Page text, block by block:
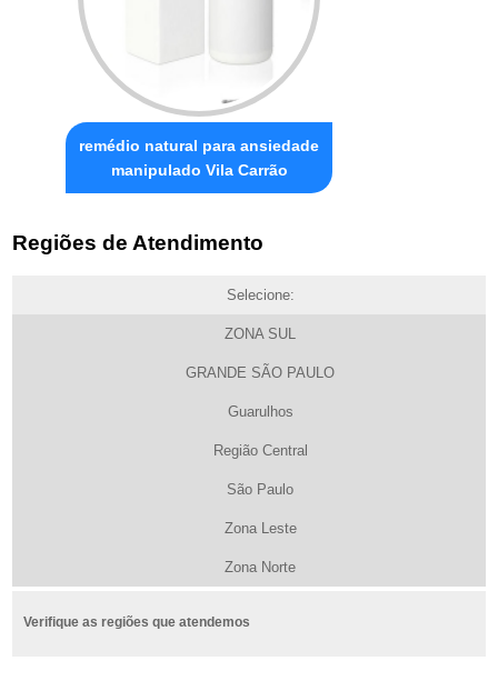
remédio natural para ansiedade
manipulado Vila Carrão
Regiões de Atendimento
Selecione:
ZONA SUL
GRANDE SÃO PAULO
Guarulhos
Região Central
São Paulo
Zona Leste
Zona Norte
Verifique as regiões que atendemos